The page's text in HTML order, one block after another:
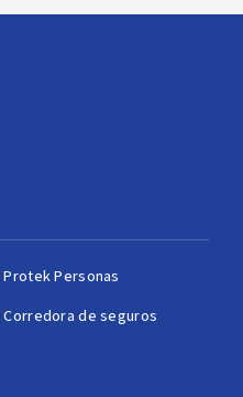
Protek Personas
Corredora de seguros